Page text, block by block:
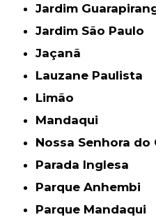
Jardim
Jardim São Paulo
Jaçanã
Lauzane Paulista
Limão
Mandaqui
Nossa Senhora do
Parada Inglesa
Parque Anhembi
Parque Mandaqui